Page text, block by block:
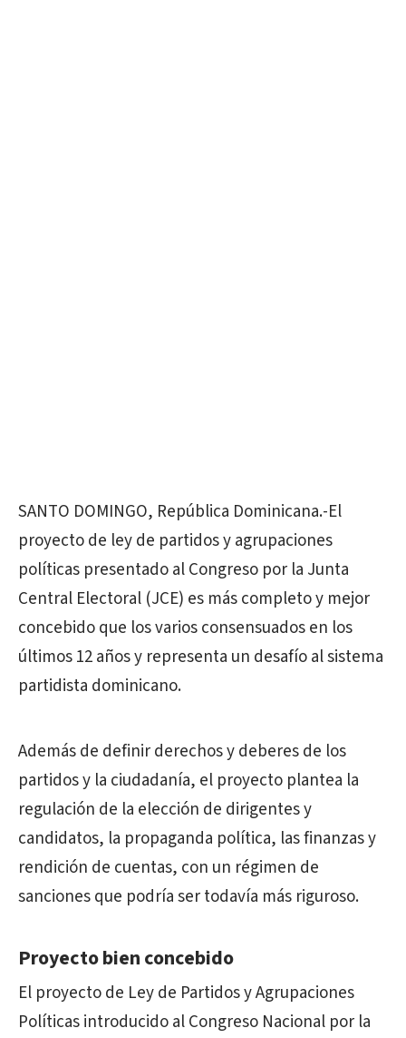
SANTO DOMINGO, República Dominicana.-El
proyecto de ley de partidos y agrupaciones
políticas presentado al Congreso por la Junta
Central Electoral (JCE) es más completo y mejor
concebido que los varios consensuados en los
últimos 12 años y representa un desafío al sistema
partidista dominicano.
Además de definir derechos y deberes de los
partidos y la ciudadanía, el proyecto plantea la
regulación de la elección de dirigentes y
candidatos, la propaganda política, las finanzas y
rendición de cuentas, con un régimen de
sanciones que podría ser todavía más riguroso.
Proyecto bien concebido
El proyecto de Ley de Partidos y Agrupaciones
Políticas introducido al Congreso Nacional por la